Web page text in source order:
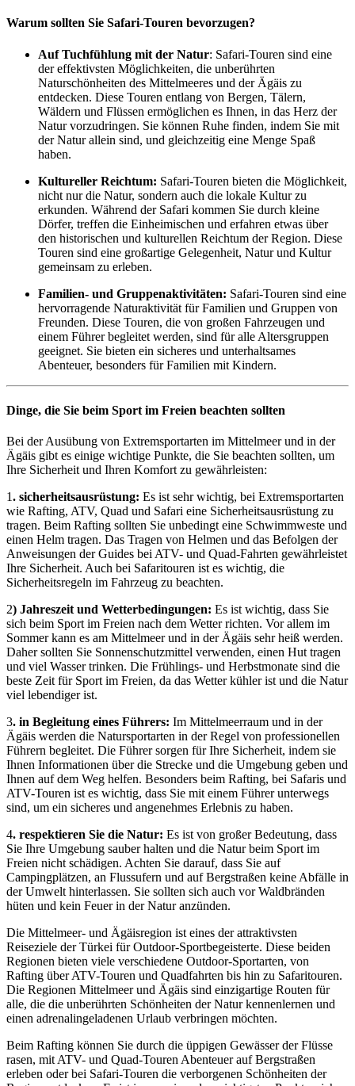
Warum sollten Sie Safari-Touren bevorzugen?
Auf Tuchfühlung mit der Natur: Safari-Touren sind eine
der effektivsten Möglichkeiten, die unberührten
Naturschönheiten des Mittelmeeres und der Ägäis zu
entdecken. Diese Touren entlang von Bergen, Tälern,
Wäldern und Flüssen ermöglichen es Ihnen, in das Herz der
Natur vorzudringen. Sie können Ruhe finden, indem Sie mit
der Natur allein sind, und gleichzeitig eine Menge Spaß
haben.
Kultureller Reichtum: Safari-Touren bieten die Möglichkeit,
nicht nur die Natur, sondern auch die lokale Kultur zu
erkunden. Während der Safari kommen Sie durch kleine
Dörfer, treffen die Einheimischen und erfahren etwas über
den historischen und kulturellen Reichtum der Region. Diese
Touren sind eine großartige Gelegenheit, Natur und Kultur
gemeinsam zu erleben.
Familien- und Gruppenaktivitäten: Safari-Touren sind eine
hervorragende Naturaktivität für Familien und Gruppen von
Freunden. Diese Touren, die von großen Fahrzeugen und
einem Führer begleitet werden, sind für alle Altersgruppen
geeignet. Sie bieten ein sicheres und unterhaltsames
Abenteuer, besonders für Familien mit Kindern.
Dinge, die Sie beim Sport im Freien beachten sollten
Bei der Ausübung von Extremsportarten im Mittelmeer und in der
Ägäis gibt es einige wichtige Punkte, die Sie beachten sollten, um
Ihre Sicherheit und Ihren Komfort zu gewährleisten:
1. sicherheitsausrüstung: Es ist sehr wichtig, bei Extremsportarten
wie Rafting, ATV, Quad und Safari eine Sicherheitsausrüstung zu
tragen. Beim Rafting sollten Sie unbedingt eine Schwimmweste und
einen Helm tragen. Das Tragen von Helmen und das Befolgen der
Anweisungen der Guides bei ATV- und Quad-Fahrten gewährleistet
Ihre Sicherheit. Auch bei Safaritouren ist es wichtig, die
Sicherheitsregeln im Fahrzeug zu beachten.
2) Jahreszeit und Wetterbedingungen: Es ist wichtig, dass Sie
sich beim Sport im Freien nach dem Wetter richten. Vor allem im
Sommer kann es am Mittelmeer und in der Ägäis sehr heiß werden.
Daher sollten Sie Sonnenschutzmittel verwenden, einen Hut tragen
und viel Wasser trinken. Die Frühlings- und Herbstmonate sind die
beste Zeit für Sport im Freien, da das Wetter kühler ist und die Natur
viel lebendiger ist.
3. in Begleitung eines Führers: Im Mittelmeerraum und in der
Ägäis werden die Natursportarten in der Regel von professionellen
Führern begleitet. Die Führer sorgen für Ihre Sicherheit, indem sie
Ihnen Informationen über die Strecke und die Umgebung geben und
Ihnen auf dem Weg helfen. Besonders beim Rafting, bei Safaris und
ATV-Touren ist es wichtig, dass Sie mit einem Führer unterwegs
sind, um ein sicheres und angenehmes Erlebnis zu haben.
4. respektieren Sie die Natur: Es ist von großer Bedeutung, dass
Sie Ihre Umgebung sauber halten und die Natur beim Sport im
Freien nicht schädigen. Achten Sie darauf, dass Sie auf
Campingplätzen, an Flussufern und auf Bergstraßen keine Abfälle in
der Umwelt hinterlassen. Sie sollten sich auch vor Waldbränden
hüten und kein Feuer in der Natur anzünden.
Die Mittelmeer- und Ägäisregion ist eines der attraktivsten
Reiseziele der Türkei für Outdoor-Sportbegeisterte. Diese beiden
Regionen bieten viele verschiedene Outdoor-Sportarten, von
Rafting über ATV-Touren und Quadfahrten bis hin zu Safaritouren.
Die Regionen Mittelmeer und Ägäis sind einzigartige Routen für
alle, die die unberührten Schönheiten der Natur kennenlernen und
einen adrenalingeladenen Urlaub verbringen möchten.
Beim Rafting können Sie durch die üppigen Gewässer der Flüsse
rasen, mit ATV- und Quad-Touren Abenteuer auf Bergstraßen
erleben oder bei Safari-Touren die verborgenen Schönheiten der